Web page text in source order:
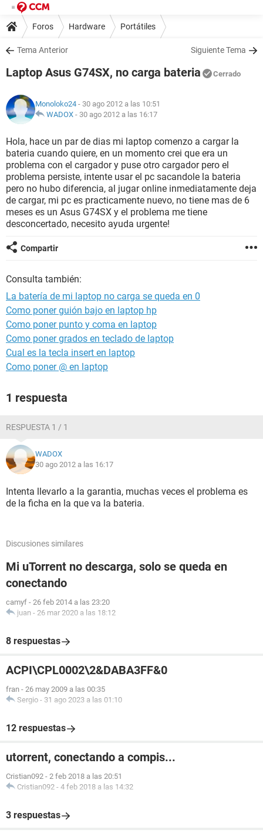
Foros Hardware Portátiles
Tema Anterior Siguiente Tema
Laptop Asus G74SX, no carga bateria Cerrado
Monoloko24 - 30 ago 2012 a las 10:51
WADOX - 30 ago 2012 a las 16:17
Hola, hace un par de dias mi laptop comenzo a cargar la
bateria cuando quiere, en un momento crei que era un
problema con el cargador y puse otro cargador pero el
problema persiste, intente usar el pc sacandole la bateria
pero no hubo diferencia, al jugar online inmediatamente deja
de cargar, mi pc es practicamente nuevo, no tiene mas de 6
meses es un Asus G74SX y el problema me tiene
desconcertado, necesito ayuda urgente!
Compartir
Consulta también:
La batería de mi laptop no carga se queda en 0
Como poner guión bajo en laptop hp
Como poner punto y coma en laptop
Como poner grados en teclado de laptop
Cual es la tecla insert en laptop
Como poner @ en laptop
1 respuesta
RESPUESTA 1 / 1
WADOX
30 ago 2012 a las 16:17
Intenta llevarlo a la garantia, muchas veces el problema es
de la ficha en la que va la bateria.
Discusiones similares
Mi uTorrent no descarga, solo se queda en
conectando
camyf - 26 feb 2014 a las 23:20
juan - 26 mar 2020 a las 18:12
8 respuestas
ACPI\CPL0002\2&DABA3FF&0
fran - 26 may 2009 a las 00:35
Sergio - 31 ago 2023 a las 01:10
12 respuestas
utorrent, conectando a compis...
Cristian092 - 2 feb 2018 a las 20:51
Cristian092 - 4 feb 2018 a las 14:32
3 respuestas